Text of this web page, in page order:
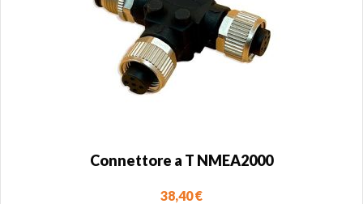
Connettore a T NMEA2000
38,40€